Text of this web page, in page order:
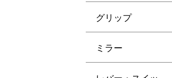
グリップ
ミラー